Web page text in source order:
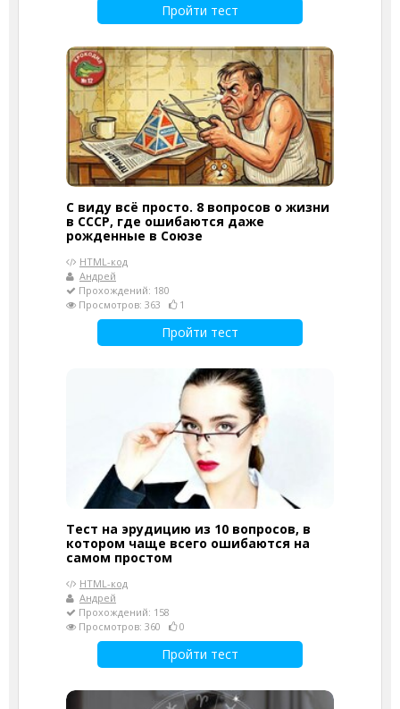
Пройти тест
С виду всё просто. 8 вопросов о жизни
в СССР, где ошибаются даже
рожденные в Союзе
HTML-код
Андрей
Прохождений: 180
Просмотров: 363
1
Пройти тест
Тест на эрудицию из 10 вопросов, в
котором чаще всего ошибаются на
самом простом
HTML-код
Андрей
Прохождений: 158
Просмотров: 360
0
Пройти тест